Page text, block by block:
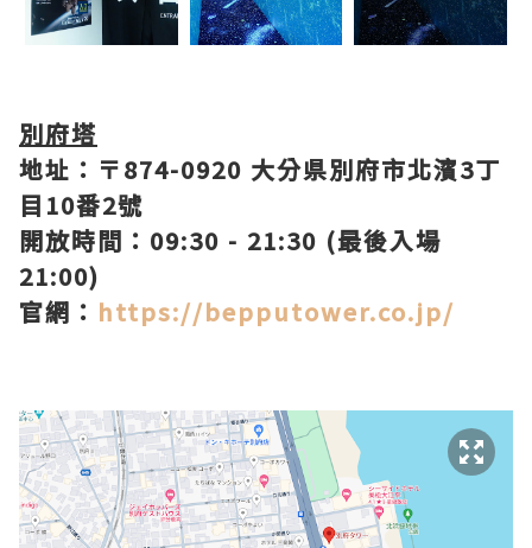
別府塔
地址：〒874-0920 大分県別府市北濱3丁
目10番2號
開放時間：09:30 - 21:30 (最後入場
21:00)
官網： https://bepputower.co.jp/